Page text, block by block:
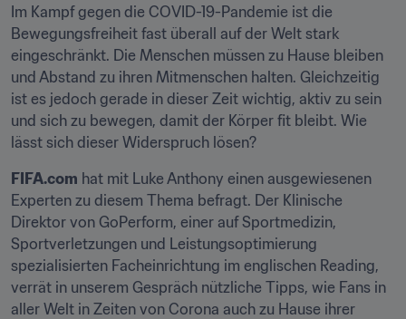
Im Kampf gegen die COVID-19-Pandemie ist die
Bewegungsfreiheit fast überall auf der Welt stark
eingeschränkt. Die Menschen müssen zu Hause bleiben
und Abstand zu ihren Mitmenschen halten. Gleichzeitig
ist es jedoch gerade in dieser Zeit wichtig, aktiv zu sein
und sich zu bewegen, damit der Körper fit bleibt. Wie
lässt sich dieser Widerspruch lösen?
FIFA.com hat mit Luke Anthony einen ausgewiesenen
Experten zu diesem Thema befragt. Der Klinische
Direktor von GoPerform, einer auf Sportmedizin,
Sportverletzungen und Leistungsoptimierung
spezialisierten Facheinrichtung im englischen Reading,
verrät in unserem Gespräch nützliche Tipps, wie Fans in
aller Welt in Zeiten von Corona auch zu Hause ihrer